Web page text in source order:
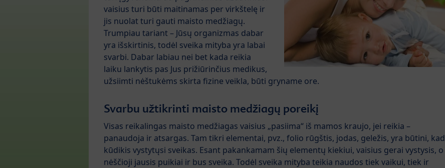
vaisius turi būti maitinamas per virkštelę ir
jis nuolat turi gauti maisto medžiagų.
Trumpiau tariant – Jūsų organizmas dabar
yra išskirtinis, todėl sveika mityba yra labai
svarbi. Dabar labiau nei bet kada reikia
laiku lankytis pas Jus prižiūrinčius medikus,
užsiimti nėštukėms skirta fizine veikla, būti gryname ore.
Svarbu užtikrinti maisto medžiagų poreikį
Visas reikalingas maisto medžiagas vaisius „pasiima“ iš mamos kraujo, jei reikia –
panaudoja ir atsargas. Tam tikri elementai, pvz., folio rūgštis, jodas, geležis, yra būtini, kad
kūdikis vystytųsi sveikas. Esant pakankamam šių elementų kiekiui, vaisius gerai vystysis, o
nėščioji jausis puikiai ir bus sveika. Todėl sveika mityba teikia naudos tiek vaikui, tiek ir